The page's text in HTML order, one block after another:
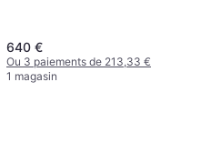
640 €
Ou 3 paiements de 213,33 €
1 magasin